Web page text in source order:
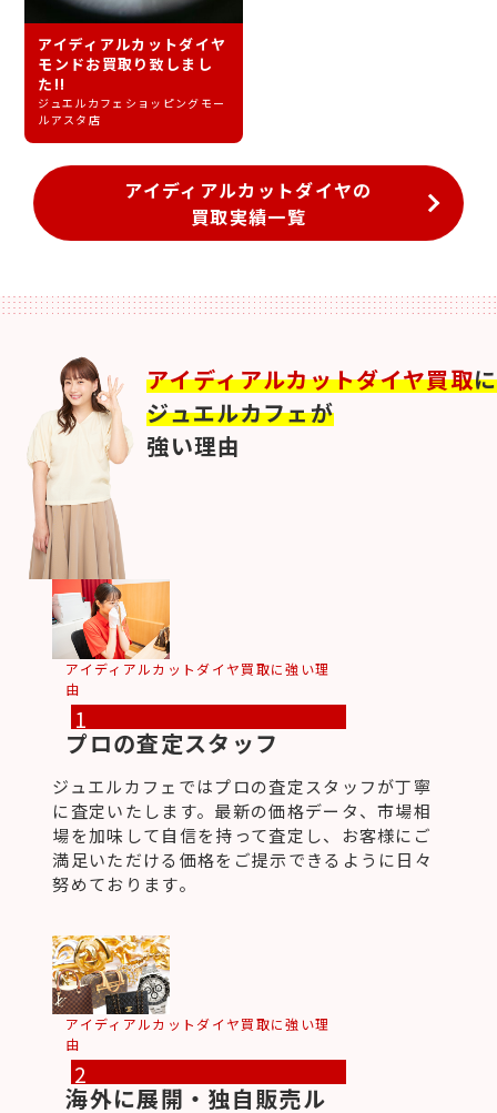
アイディアルカットダイヤ
モンドお買取り致しまし
た!!
ジュエルカフェショッピングモー
ルアスタ店
アイディアルカットダイヤの
買取実績一覧
アイディアルカットダイヤ買取に
ジュエルカフェが
強い理由
アイディアルカットダイヤ買取に強い理
由
1
プロの査定スタッフ
ジュエルカフェではプロの査定スタッフが丁寧
に査定いたします。最新の価格データ、市場相
場を加味して自信を持って査定し、お客様にご
満足いただける価格をご提示できるように日々
努めております。
アイディアルカットダイヤ買取に強い理
由
2
海外に展開・独自販売ル